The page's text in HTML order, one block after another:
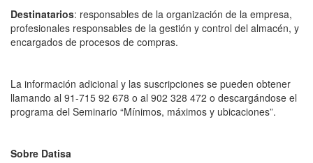
Destinatarios: responsables de la organización de la empresa,
profesionales responsables de la gestión y control del almacén, y
encargados de procesos de compras.
La información adicional y las suscripciones se pueden obtener
llamando al 91-715 92 678 o al 902 328 472 o descargándose el
programa del Seminario “Mínimos, máximos y ubicaciones”.
Sobre Datisa